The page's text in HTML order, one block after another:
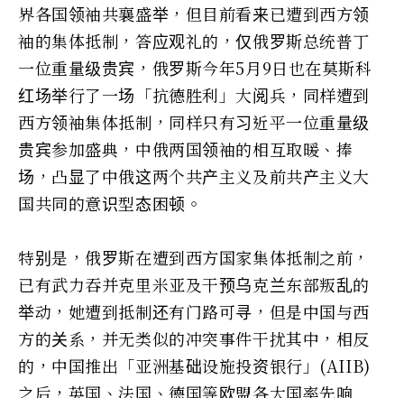
界各国领袖共襄盛举，但目前看来已遭到西方领
袖的集体抵制，答应观礼的，仅俄罗斯总统普丁
一位重量级贵宾，俄罗斯今年5月9日也在莫斯科
红场举行了一场「抗德胜利」大阅兵，同样遭到
西方领袖集体抵制，同样只有习近平一位重量级
贵宾参加盛典，中俄两国领袖的相互取暖、捧
场，凸显了中俄这两个共产主义及前共产主义大
国共同的意识型态困顿。
特别是，俄罗斯在遭到西方国家集体抵制之前，
已有武力吞并克里米亚及干预乌克兰东部叛乱的
举动，她遭到抵制还有门路可寻，但是中国与西
方的关系，并无类似的冲突事件干扰其中，相反
的，中国推出「亚洲基础设施投资银行」(AIIB)
之后，英国、法国、德国等欧盟各大国率先响